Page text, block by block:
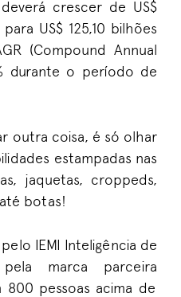
crescer de US$
US$ 125,10 bilhões
(Compound Annual
durante o período de
outra coisa, é só olhar
estampadas nas
jaquetas, croppeds,
botas!
pelo IEMI Inteligência de
marca parceira
800 pessoas acima de